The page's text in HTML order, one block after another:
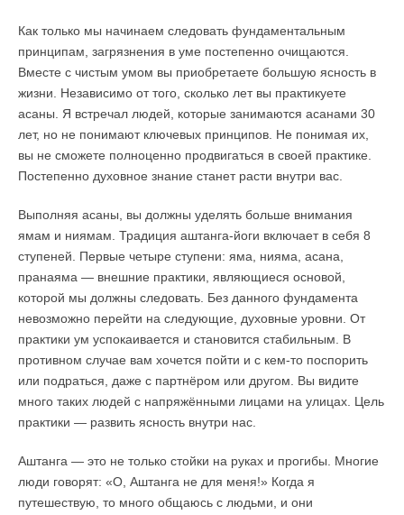
Как только мы начинаем следовать фундаментальным
принципам, загрязнения в уме постепенно очищаются.
Вместе с чистым умом вы приобретаете большую ясность в
жизни. Независимо от того, сколько лет вы практикуете
асаны. Я встречал людей, которые занимаются асанами 30
лет, но не понимают ключевых принципов. Не понимая их,
вы не сможете полноценно продвигаться в своей практике.
Постепенно духовное знание станет расти внутри вас.
Выполняя асаны, вы должны уделять больше внимания
ямам и ниямам. Традиция аштанга-йоги включает в себя 8
ступеней. Первые четыре ступени: яма, нияма, асана,
пранаяма — внешние практики, являющиеся основой,
которой мы должны следовать. Без данного фундамента
невозможно перейти на следующие, духовные уровни. От
практики ум успокаивается и становится стабильным. В
противном случае вам хочется пойти и с кем-то поспорить
или подраться, даже с партнёром или другом. Вы видите
много таких людей с напряжёнными лицами на улицах. Цель
практики — развить ясность внутри нас.
Аштанга — это не только стойки на руках и прогибы. Многие
люди говорят: «О, Аштанга не для меня!» Когда я
путешествую, то много общаюсь с людьми, и они